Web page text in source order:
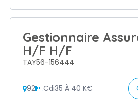
Gestionnaire
H/F H/F
TAY56-156444
92 Cdi35 À 40 K€